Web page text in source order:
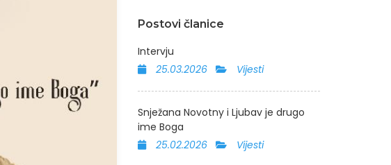
Postovi članice
Intervju
25.03.2026
Vijesti
Snježana Novotny i Ljubav je drugo
ime Boga
25.02.2026
Vijesti